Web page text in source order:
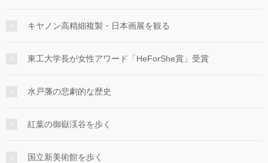
キヤノン高精細複製・日本画展を観る
東工大学長が女性アワード「HeForShe賞」受賞
水戸藩の悲劇的な歴史
紅葉の御嶽渓谷を歩く
国立新美術館を歩く